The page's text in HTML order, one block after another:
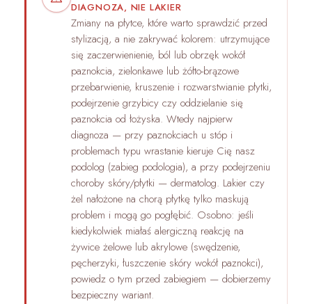
DIAGNOZA, NIE LAKIER
Zmiany na płytce, które warto sprawdzić przed
stylizacją, a nie zakrywać kolorem: utrzymujące
się zaczerwienienie, ból lub obrzęk wokół
paznokcia, zielonkawe lub żółto-brązowe
przebarwienie, kruszenie i rozwarstwianie płytki,
podejrzenie grzybicyczy oddzielanie się
paznokcia od łożyska. Wtedy najpierw
diagnoza — przy paznokciach u stóp i
problemach typu wrastanie kieruje Cię nasz
podolog (zabieg podologia), a przy podejrzeniu
choroby skóry/płytki — dermatolog. Lakier czy
żel nałożone na chorą płytkę tylko maskują
problem i mogą go pogłębić. Osobno: jeśli
kiedykolwiek miałaś alergiczną reakcję na
żywice żelowe lub akrylowe(swędzenie,
pęcherzyki, łuszczenie skóry wokół paznokci),
powiedz o tym przed zabiegiem — dobierzemy
bezpieczny wariant.